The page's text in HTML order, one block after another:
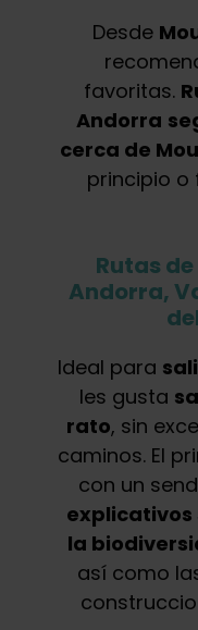
Desde
favoritas.
Andorra
cerca de
principio o
Rutas
Andorra,
Ideal para
les gusta
rato, sin
caminos. El
con un
explicativos
la
así como